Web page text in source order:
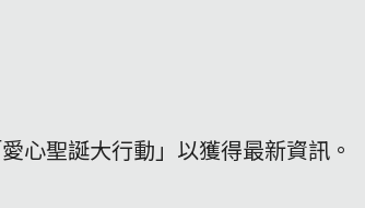
心聖誕大行動」以獲得最新資訊。